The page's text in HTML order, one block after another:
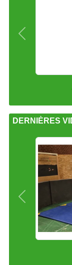
Précedent
DERNIÈRES
Précedent